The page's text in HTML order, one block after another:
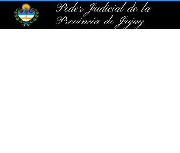
Poder Judicial de la
Provincia de Jujuy